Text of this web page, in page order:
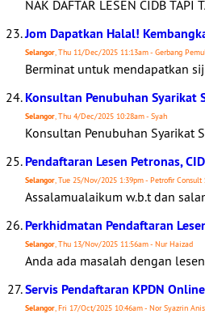
NAK DAFTAR LESEN CIDB
Jom Dapatkan Halal!
Selangor, Thu 11/Dec/2025 11:13am - Gerbang
Berminat untuk mendapatkan
Konsultan Penubuhan Syarikat
Selangor, Thu 4/Dec/2025 10:28am - Syah
Konsultan Penubuhan Syarikat
Pendaftaran Lesen Petronas,
Selangor, Tue 25/Nov/2025 1:39pm - Petrofir Consult
Assalamualaikum w.b.t dan
Perkhidmatan Pendaftaran
Selangor, Thu 13/Nov/2025 11:56am - Nur Haizad
Anda ada masalah dengan
Servis Pendaftaran KPDN
Selangor, Fri 17/Oct/2025 10:46am - Nor Syazrin